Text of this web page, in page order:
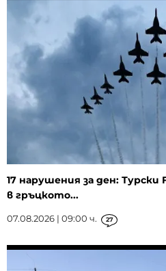
17 нарушения за ден: Турски
в гръцкото...
07.08.2026 | 09:00 ч. 27